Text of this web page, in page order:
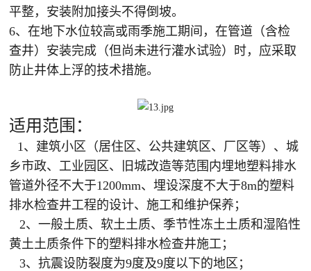
平整，安装附加接头不得倒坡。
6、在地下水位较高或雨季施工期间，在管道（含检
查井）安装完成（但尚未进行灌水试验）时，应采取
防止井体上浮的技术措施。
适用范围：
1、建筑小区（居住区、公共建筑区、厂区等）、城
乡市政、工业园区、旧城改造等范围内埋地塑料排水
管道外径不大于1200mm、埋设深度不大于8m的塑料
排水检查井工程的设计、施工和维护保养；
2、一般土质、软土土质、季节性冻土土质和湿陷性
黄土土质条件下的塑料排水检查井施工；
3、抗震设防裂度为9度及9度以下的地区；